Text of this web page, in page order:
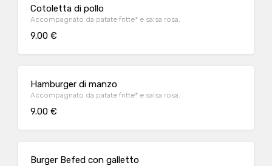
Cotoletta di pollo
Accompagnato da patate fritte* e salsa rosa.
9.00 €
Hamburger di manzo
Accompagnato da patate fritte* e salsa rosa.
9.00 €
Burger Befed con galletto